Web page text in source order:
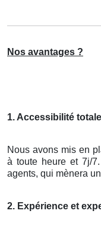
Nos avantages ?
1. Accessibilité
Nous avons mis en
à toute heure et 7j/
agents, qui mènera
2. Expérience et